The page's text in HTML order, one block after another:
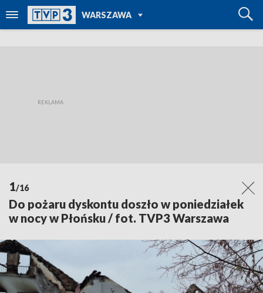
WARSZAWA
TVP REGIONY
1/16
Do pożaru dyskontu doszło w poniedziałek
w nocy w Płońsku / fot. TVP3 Warszawa